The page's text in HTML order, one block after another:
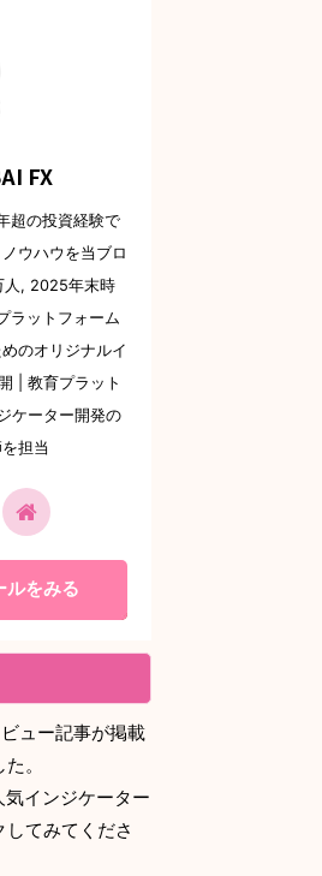
FX
超の投資経験で
ウハウを当ブロ
人, 2025年末時
ラットフォーム
のオリジナルイ
| 教育プラット
ケーター開発の
担当
ルをみる
ュー記事が掲載
。
インジケーター
てみてくださ